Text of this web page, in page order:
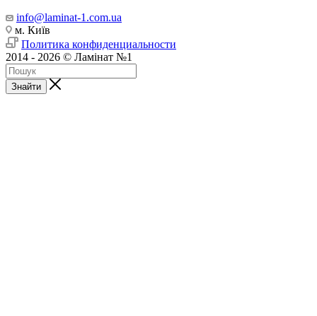
info@laminat-1.com.ua
м. Київ
Политика конфиденциальности
2014 - 2026 © Ламінат №1
Знайти